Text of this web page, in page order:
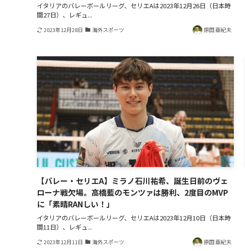
イタリアのバレーボールリーグ、セリエAは2023年12月26日（日本時
間27日）、レギュ...
2023年12月28日 海外スポーツ 原田 亜紀夫
【バレー・セリエA】ミラノ石川祐希、誕生日前のヴェ
ローナ戦欠場。高橋藍のモンツァは勝利、2度目のMVP
に「素晴RANしい！」
イタリアのバレーボールリーグ、セリエAは2023年12月10日（日本時
間11日）、レギュ...
2023年12月11日 海外スポーツ 原田 亜紀夫